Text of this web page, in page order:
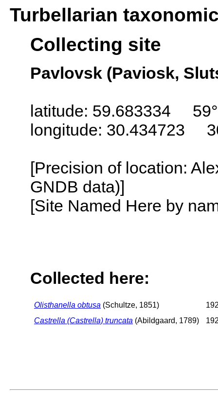
Turbellarian
Collecting site
Pavlovsk (Paviosk,
latitude: 59.683334
longitude: 30.434723
[Precision of location:
GNDB data)]
[Site Named Here by
Collected here:
Olisthanella obtusa (Schultze, 1851)
Castrella (Castrella) truncata (Abildgaard, 1789)